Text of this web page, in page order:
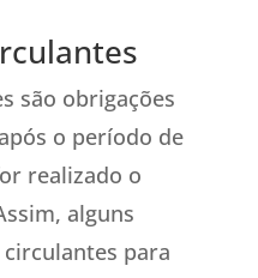
são obrigações
o período de
realizado o
alguns
para